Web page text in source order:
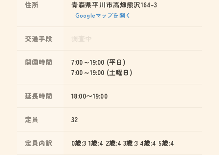
住所 青森県平川市高畑熊沢164-3
Googleマップを開く
交通手段
開園時間
7:00～19:00 (平日)
7:00～19:00 (土曜日)
延長時間 18:00〜19:00
定員 32
定員内訳 0歳:3 1歳:4 2歳:4 3歳:3 4歳:4 5歳:4